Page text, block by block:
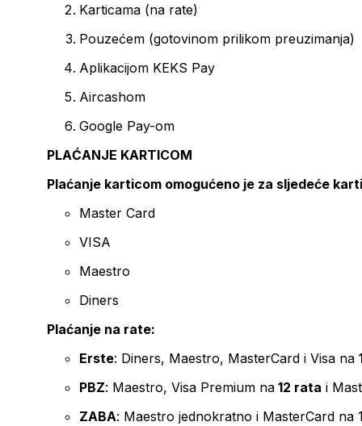
Karticama (na rate)
Pouzećem (gotovinom prilikom preuzimanja)
Aplikacijom KEKS Pay
Aircashom
Google Pay-om
PLAĆANJE KARTICOM
Plaćanje karticom omogućeno je za sljedeće
Master Card
VISA
Maestro
Diners
Plaćanje na rate:
Erste: Diners, Maestro, MasterCard i Visa na
PBZ: Maestro, Visa Premium na 12 rata i
ZABA: Maestro jednokratno i MasterCard na